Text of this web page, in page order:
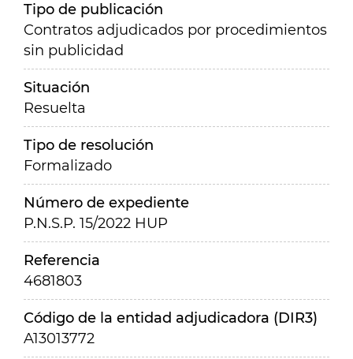
Tipo de publicación
Contratos adjudicados por procedimientos
sin publicidad
Situación
Resuelta
Tipo de resolución
Formalizado
Número de expediente
P.N.S.P. 15/2022 HUP
Referencia
4681803
Código de la entidad adjudicadora (DIR3)
A13013772